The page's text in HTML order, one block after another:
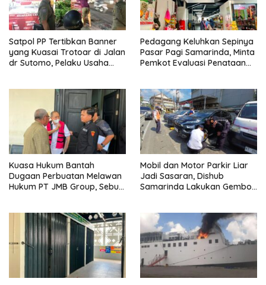
Satpol PP Tertibkan Banner
yang Kuasai Trotoar di Jalan
dr Sutomo, Pelaku Usaha
Pedagang Keluhkan Sepinya
Pasar Pagi Samarinda, Minta
Pemkot Evaluasi Penataan
Kuasa Hukum Bantah
Dugaan Perbuatan Melawan
Hukum PT JMB Group, Sebut
Mobil dan Motor Parkir Liar
Jadi Sasaran, Dishub
Samarinda Lakukan Gembok